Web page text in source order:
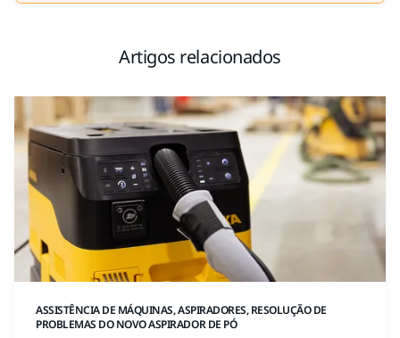
Artigos relacionados
ASSISTÊNCIA DE MÁQUINAS, ASPIRADORES, RESOLUÇÃO DE
PROBLEMAS DO NOVO ASPIRADOR DE PÓ